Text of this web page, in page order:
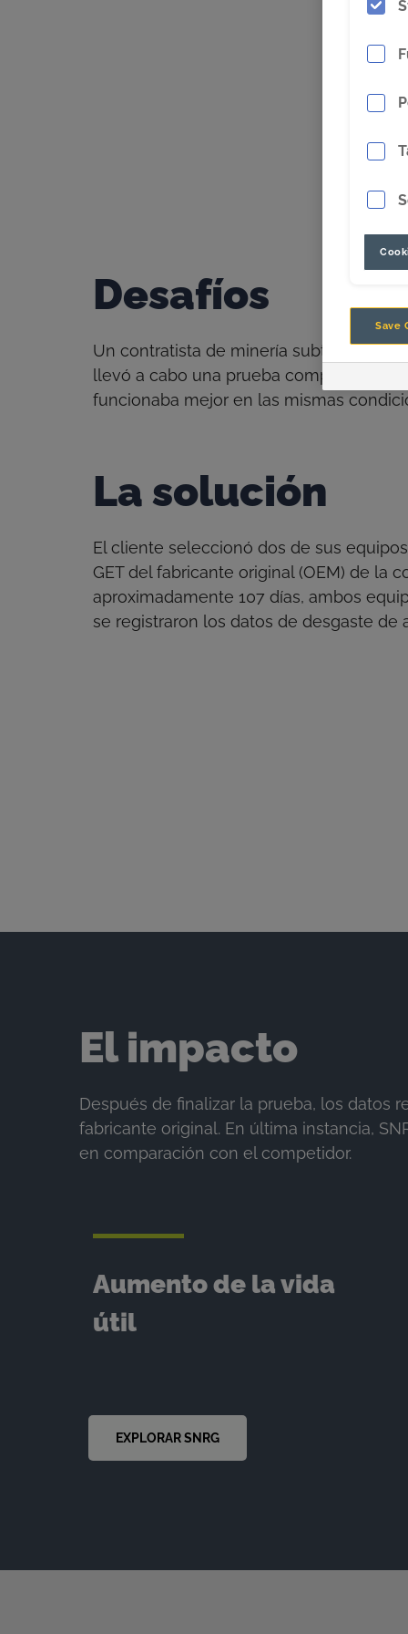
Aumento del rendimiento
Desafíos
Un contratista de minería subterránea
llevó a cabo una prueba comparativa
funcionaba mejor en las mismas
La solución
El cliente seleccionó dos de sus
GET del fabricante original (OEM) de la
aproximadamente 107 días, ambos
se registraron los datos de desgaste de
El impacto
Después de finalizar la prueba, los datos
fabricante original. En última instancia,
en comparación con el competidor.
Aumento de la vida
útil
EXPLORAR SNRG
Save